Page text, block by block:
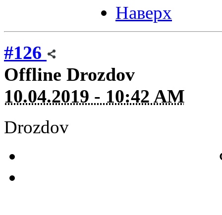
Наверх
#126
Offline Drozdov
10.04.2019 - 10:42 AM
Drozdov